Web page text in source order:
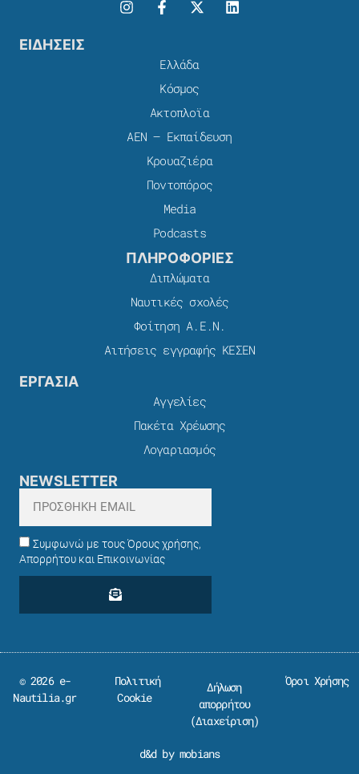
ΕΙΔΗΣΕΙΣ
Ελλάδα
Κόσμος
Ακτοπλοϊα
ΑΕΝ – Εκπαίδευση
Κρουαζιέρα
Ποντοπόρος
Media
Podcasts
ΠΛΗΡΟΦΟΡΙΕΣ
Διπλώματα
Ναυτικές σχολές
Φοίτηση Α.Ε.Ν.
Αιτήσεις εγγραφής ΚΕΣΕΝ
ΕΡΓΑΣΙΑ
Αγγελίες
Πακέτα Χρέωσης​
Λογαριασμός
NEWSLETTER
Συμφωνώ με τους Όρους χρήσης,
Απορρήτου και Επικοινωνίας
© 2026 e-
Nautilia.gr
Πολιτική
Cookie
Δήλωση
απορρήτου
(Διαχείριση)
Όροι Χρήσης
d&d by mobians